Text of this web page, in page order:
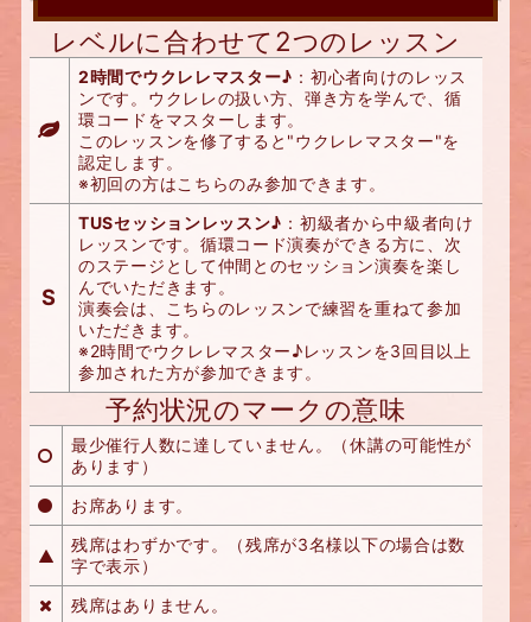
レベルに合わせて2つのレッスン
2時間でウクレレマスター♪ ：初心者向けのレッス
ンです。ウクレレの扱い方、弾き方を学んで、循
環コードをマスターします。
このレッスンを修了すると"ウクレレマスター"を
認定します。
※初回の方はこちらのみ参加できます。
S
TUSセッションレッスン♪ ：初級者から中級者向け
レッスンです。循環コード演奏ができる方に、次
のステージとして仲間とのセッション演奏を楽し
んでいただきます。
演奏会は、こちらのレッスンで練習を重ねて参加
いただきます。
※2時間でウクレレマスター♪レッスンを3回目以上
参加された方が参加できます。
予約状況のマークの意味
最少催行人数に達していません。（休講の可能性が
あります）
お席あります。
残席はわずかです。（残席が3名様以下の場合は数
字で表示）
残席はありません。